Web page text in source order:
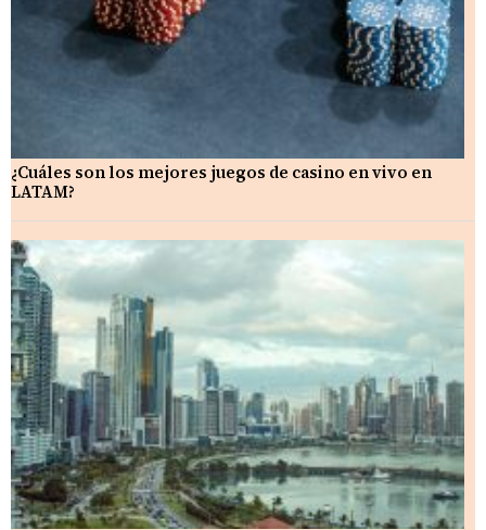
¿Cuáles son los mejores juegos de casino en vivo en
LATAM?